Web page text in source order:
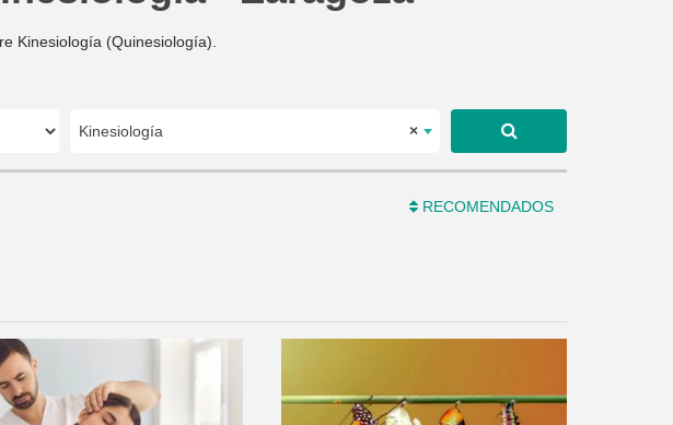
Kinesiología (Quinesiología).
×
Kinesiología
RECOMENDADOS